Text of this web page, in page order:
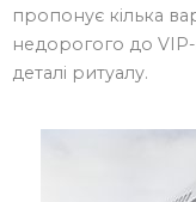
пропонує кілька
недорогого до VIP-
деталі ритуалу.